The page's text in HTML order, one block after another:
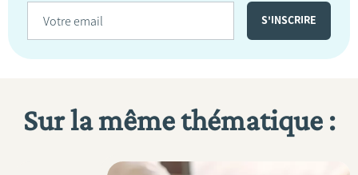
Sur la même thématique :